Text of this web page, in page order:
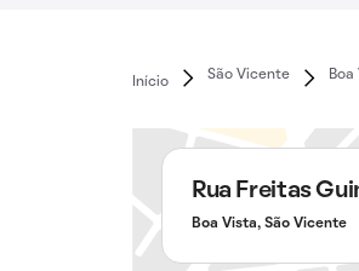
Início
São Vicente Boa
Rua Freitas
Boa Vista, São Vicente